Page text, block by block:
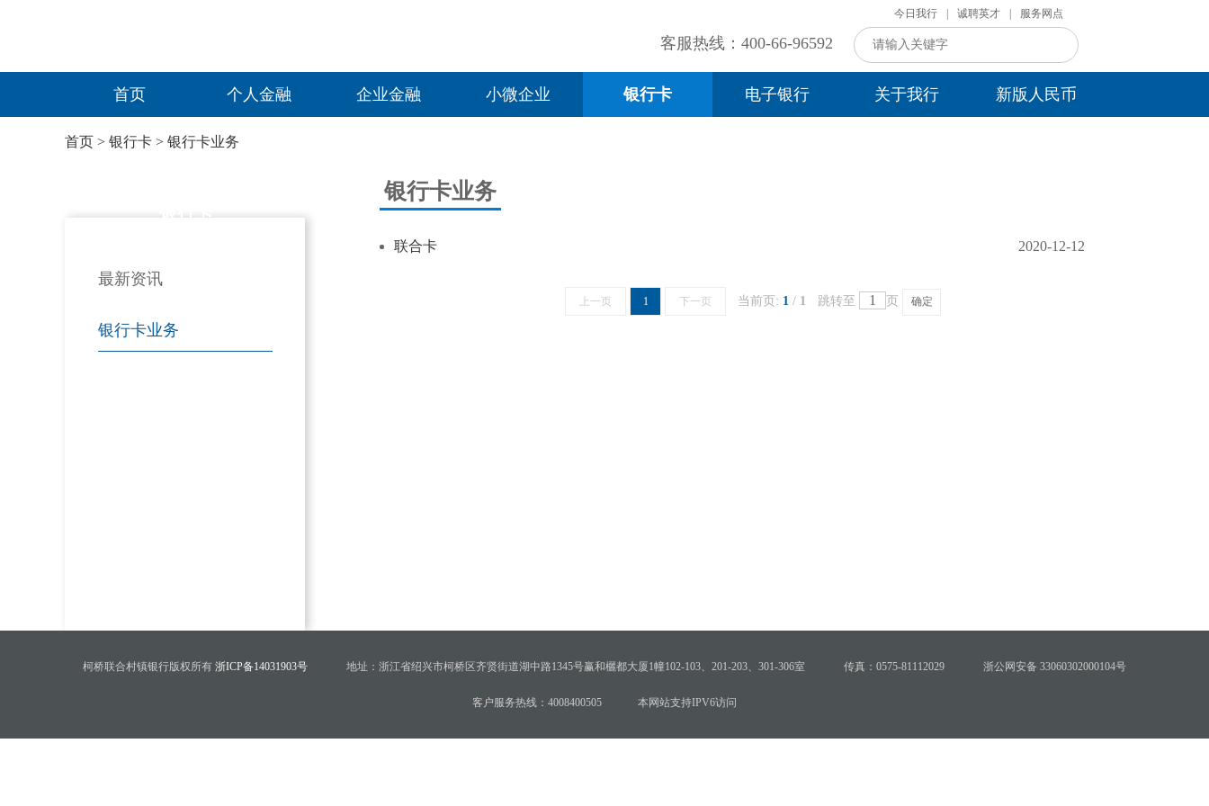
今日我行 诚聘英才 服务网点
客服热线：400-66-96592
首页 个人金融 企业金融 小微企业 银行卡 电子银行 关于我行 新版人民币
首页 > 银行卡 > 银行卡业务
银行卡
最新资讯
银行卡业务
银行卡业务
联合卡 2020-12-12
上一页 1 下一页 当前页: 1 / 1 跳转至 页
柯桥联合村镇银行版权所有 浙ICP备14031903号 地址：浙江省绍兴市柯桥区齐贤街道湖中路1345号赢和欐都大厦1幢102-103、201-203、301-306室 传真：0575-81112029 浙公网安备 33060302000104号
客户服务热线：4008400505 本网站支持IPV6访问